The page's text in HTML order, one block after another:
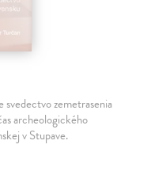
svedectvo zemetrasenia
archeologického
v Stupave.